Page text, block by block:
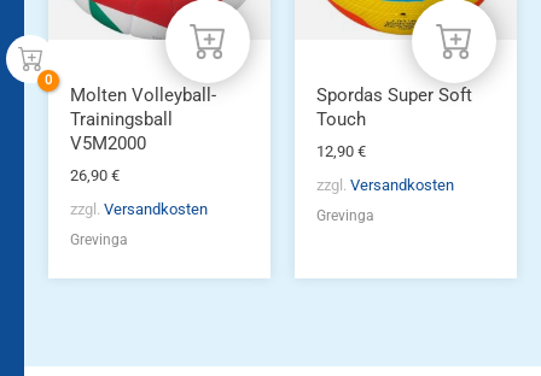
Molten Volleyball-
Trainingsball
V5M2000
26,90 €
zzgl. Versandkosten
Grevinga
Spordas Super Soft
Touch
12,90 €
zzgl. Versandkosten
Grevinga